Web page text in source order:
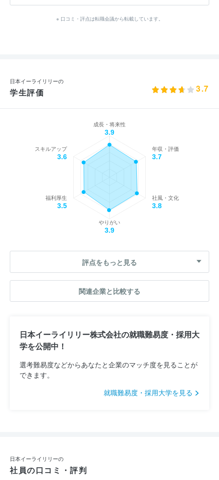
※ 口コミ・評点は転職会議から転載しています。
日本イーライリリーの
学生評価 3.7
成長・将来性
3.9
年収・評価
3.7
社風・文化
3.8
やりがい
3.9
福利厚生
3.5
スキルアップ
3.6
評点をもっと見る
関連企業と比較する
日本イーライリリー株式会社の就職難易度・採用大
学を公開中！
選考難易度などからあなたと企業のマッチ度を見ることが
できます。
就職難易度・採用大学を見る
日本イーライリリーの
社員の口コミ・評判